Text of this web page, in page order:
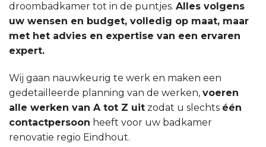
droombadkamer tot in de puntjes. Alles volgens
uw wensen en budget, volledig op maat, maar
met het advies en expertise van een ervaren
expert.
Wij gaan nauwkeurig te werk en maken een
gedetailleerde planning van de werken, voeren
alle werken van A tot Z uit zodat u slechts één
contactpersoon heeft voor uw badkamer
renovatie regio Eindhout.